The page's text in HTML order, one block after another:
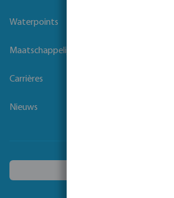
Waterpoints
Maatschappelijk verantwoord ondernemen
Carrières
Nieuws